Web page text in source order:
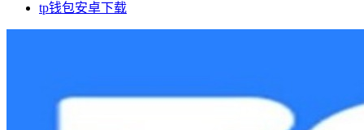
tp钱包安卓下载